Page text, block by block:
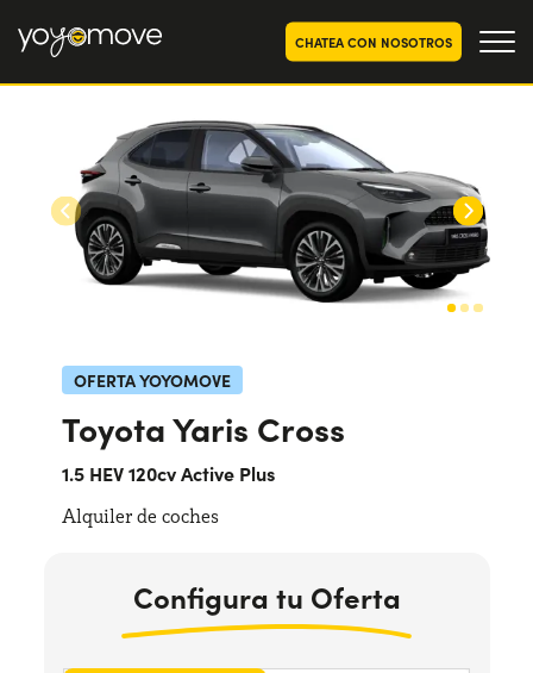
CHATEA CON NOSOTROS
OFERTAS RENTING COCHES
Particulares
Autónomos y Empresas
OFERTAS RENTING
SEGUNDA MANO
RENTING COCHES POR MESES
Nuestra historia
Trabaja con nosotros
CÓMO FUNCIONA
POR QUÉ CONVIENE
¿Necesitas ayuda? +34672028071
OFERTA YOYOMOVE
Toyota Yaris Cross
1.5 HEV 120cv Active Plus
Alquiler de coches
Configura tu Oferta